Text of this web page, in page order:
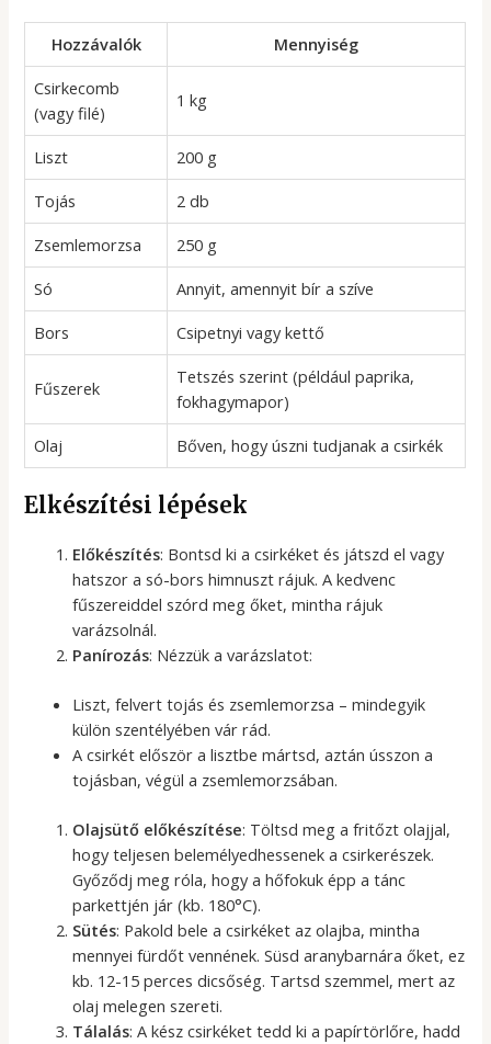
Hozzávalók
Mennyiség
Csirkecomb
(vagy filé)
1 kg
Liszt
200 g
Tojás
2 db
Zsemlemorzsa
250 g
Só
Annyit, amennyit bír a szíve
Bors
Csipetnyi vagy kettő
Fűszerek
Tetszés szerint (például paprika,
fokhagymapor)
Olaj
Bőven, hogy úszni tudjanak a csirkék
Elkészítési lépések
Előkészítés: Bontsd ki a csirkéket és játszd el vagy
hatszor a só-bors himnuszt rájuk. A kedvenc
fűszereiddel szórd meg őket, mintha rájuk
varázsolnál.
Panírozás: Nézzük a varázslatot:
Liszt, felvert tojás és zsemlemorzsa – mindegyik
külön szentélyében vár rád.
A csirkét először a lisztbe mártsd, aztán ússzon a
tojásban, végül a zsemlemorzsában.
Olajsütő előkészítése: Töltsd meg a fritőzt olajjal,
hogy teljesen belemélyedhessenek a csirkerészek.
Győződj meg róla, hogy a hőfokuk épp a tánc
parkettjén jár (kb. 180°C).
Sütés: Pakold bele a csirkéket az olajba, mintha
mennyei fürdőt vennének. Süsd aranybarnára őket, ez
kb. 12-15 perces dicsőség. Tartsd szemmel, mert az
olaj melegen szereti.
Tálalás: A kész csirkéket tedd ki a papírtörlőre, hadd